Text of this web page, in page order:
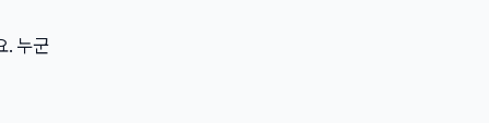
. 누군